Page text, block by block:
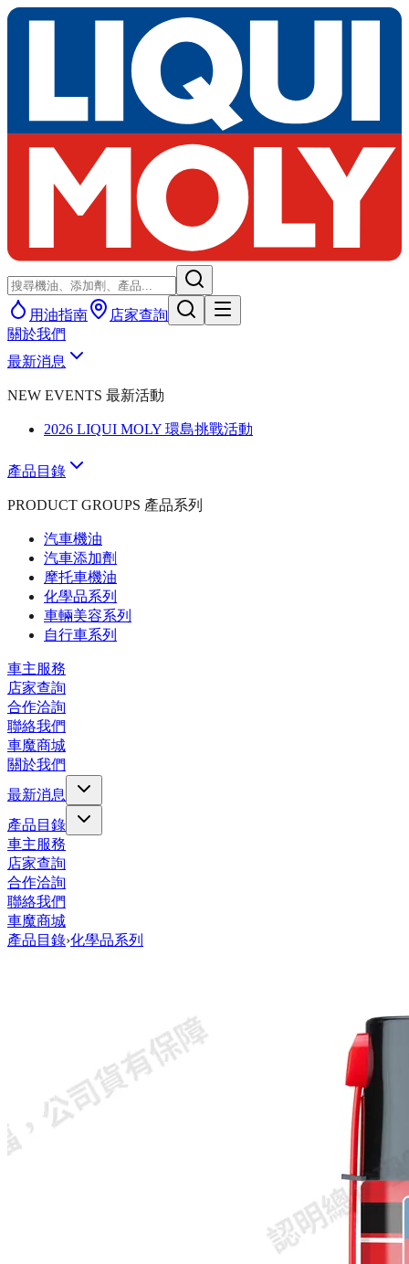
用油指南
店家查詢
關於我們
最新消息
NEW EVENTS 最新活動
2026 LIQUI MOLY 環島挑戰活動
產品目錄
PRODUCT GROUPS 產品系列
汽車機油
汽車添加劑
摩托車機油
化學品系列
車輛美容系列
自行車系列
車主服務
店家查詢
合作洽詢
聯絡我們
車魔商城
關於我們
最新消息
產品目錄
車主服務
店家查詢
合作洽詢
聯絡我們
車魔商城
產品目錄›化學品系列